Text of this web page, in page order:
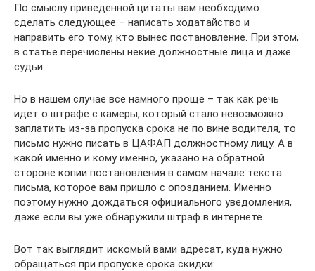
По смыслу приведённой цитаты вам необходимо
сделать следующее – написать ходатайство и
направить его тому, кто вынес постановление. При этом,
в статье перечислены некие должностные лица и даже
судьи.
Но в нашем случае всё намного проще – так как речь
идёт о штрафе с камеры, который стало невозможно
заплатить из-за пропуска срока не по вине водителя, то
письмо нужно писать в ЦАФАП должностному лицу. А в
какой именно и кому именно, указано на обратной
стороне копии постановления в самом начале текста
письма, которое вам пришло с опозданием. Именно
поэтому нужно дождаться официального уведомления,
даже если вы уже обнаружили штраф в интернете.
Вот так выглядит искомый вами адресат, куда нужно
обращаться при пропуске срока скидки: